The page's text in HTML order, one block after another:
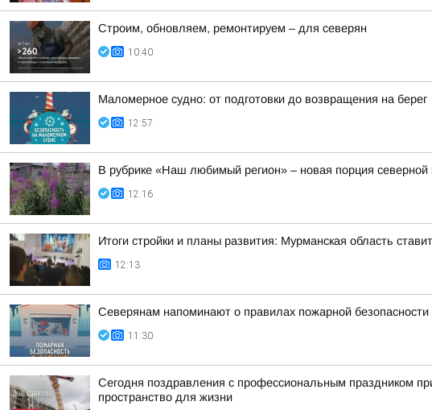
Строим, обновляем, ремонтируем – для северян
10:40
Маломерное судно: от подготовки до возвращения на берег
12:57
В рубрике «Наш любимый регион» – новая порция северной
12:16
Итоги стройки и планы развития: Мурманская область
12:13
Северянам напоминают о правилах пожарной безопасности
11:30
Сегодня поздравления с профессиональным праздником
пространство для жизни